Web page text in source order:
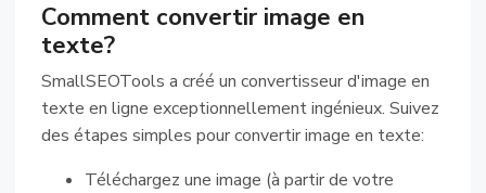
Comment convertir image en
texte?
SmallSEOTools a créé un convertisseur d'image en
texte en ligne exceptionnellement ingénieux. Suivez
des étapes simples pour convertir image en texte:
Téléchargez une image (à partir de votre